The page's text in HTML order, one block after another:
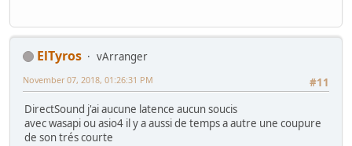
ElTyros
vArranger
#11
November 07, 2018, 01:26:31 PM
DirectSound j'ai aucune latence aucun soucis
avec wasapi ou asio4 il y a aussi de temps a autre une coupure
de son trés courte